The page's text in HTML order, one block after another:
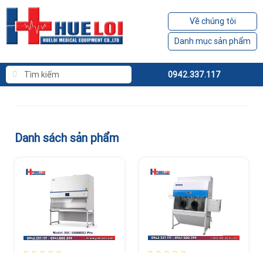
Về chúng tôi
Danh mục sản phẩm
0942.337.117
Danh sách sản phẩm